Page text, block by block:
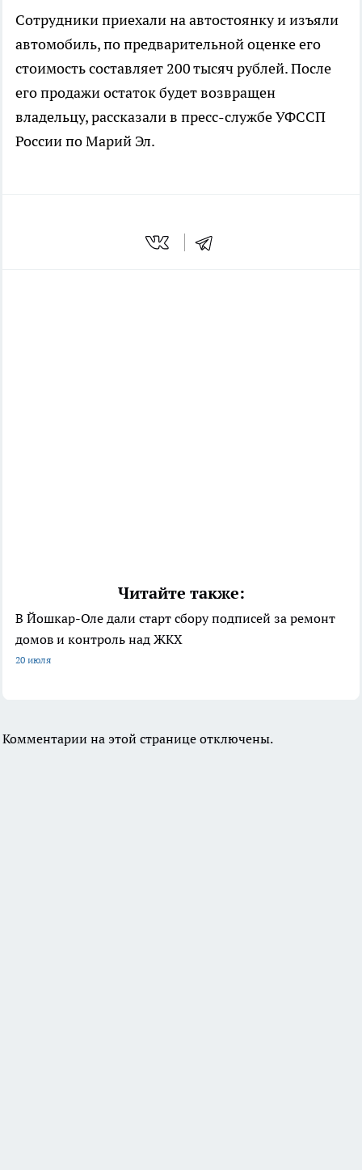
Сотрудники приехали на автостоянку и изъяли
автомобиль, по предварительной оценке его
стоимость составляет 200 тысяч рублей. После
его продажи остаток будет возвращен
владельцу, рассказали в пресс-службе УФССП
России по Марий Эл.
Читайте также:
В Йошкар-Оле дали старт сбору подписей за ремонт
домов и контроль над ЖКХ
20 июля
Комментарии на этой странице отключены.